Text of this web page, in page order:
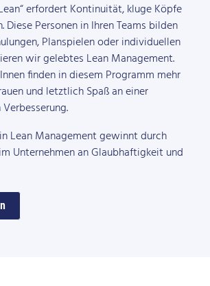
erfordert Kontinuität, kluge Köpfe
Diese Personen in Ihren Teams bilden
Planspielen oder individuellen
wir gelebtes Lean Management.
finden in diesem Programm mehr
und letztlich Spaß an einer
Lean Management gewinnt durch
Unternehmen an Glaubhaftigkeit und